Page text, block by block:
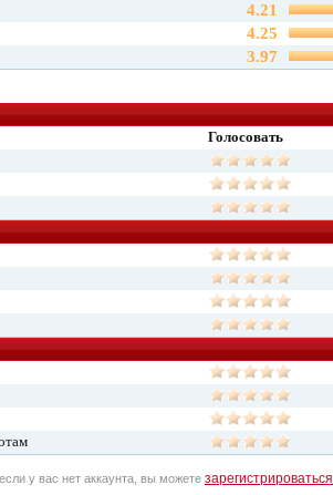
4.21
4.25
3.97
Голосовать
, если у вас нет аккаунта, вы можете зарегистрироваться